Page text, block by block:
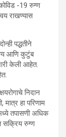
-19 रुग्ण
राखण्यास
पद्धतीने
आणि कुटुंब
केली आहेत.
निदान
हा परिणाम
तपासणी अधिक
सक्रिय रुग्ण